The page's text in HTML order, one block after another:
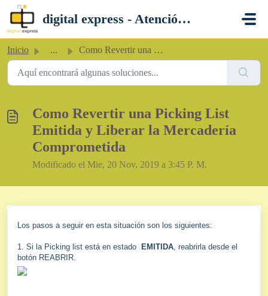
Saltar al contenido principal
digital express - Atención al Cliente
Inicio ... Como Revertir una Picking List Emitida y Liberar la Merca...
Como Revertir una Picking List
Emitida y Liberar la Mercadería
Comprometida
Modificado el Mie, 20 Nov, 2019 a 3:45 P. M.
Los pasos a seguir en esta situación son los siguientes:
1. Si la Picking list está en estado EMITIDA, reabrirla desde el
botón REABRIR.